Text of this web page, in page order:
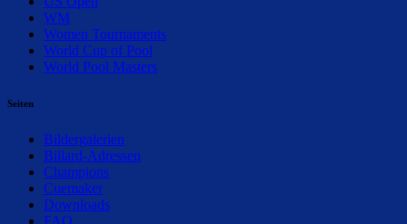
WM
Women Tournaments
World Cup of Pool
World Pool Masters
Seiten
Bildergalerien
Billard-Adressen
Champions
Cuemaker
Downloads
FAQ